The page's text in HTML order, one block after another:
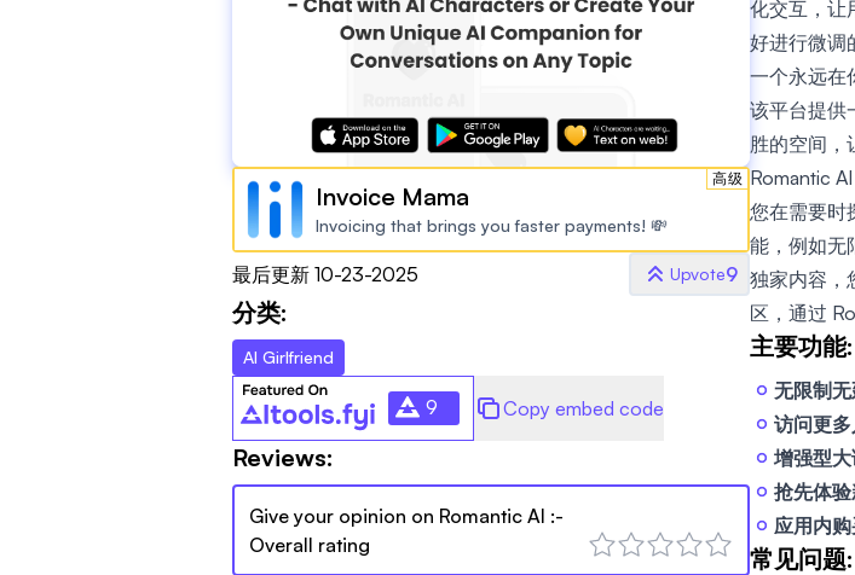
高级
Invoice Mama
Invoicing that brings you faster payments! 💸
最后更新 10-23-2025 Upvote9
分类:
AI Girlfriend
9 Copy embed code
Reviews:
Give your opinion on Romantic AI :-
Overall rating
化交互，让
好进行微调
一个永远在
该平台提供
胜的空间，
Romantic
您在需要时
能，例如无
独家内容，
区，通过
主要功能:
无限制无
访问更多
增强型大
抢先体验
应用内购
常见问题: